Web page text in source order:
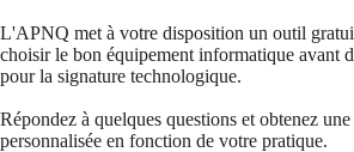
L'APNQ met à votre disposition un outil
choisir le bon équipement informatique avant
pour la signature technologique.
Répondez à quelques questions et obtenez
personnalisée en fonction de votre pratique.